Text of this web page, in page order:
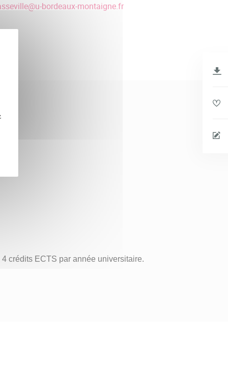
@u-bordeaux-montaigne.fr
crédits ECTS par année universitaire.